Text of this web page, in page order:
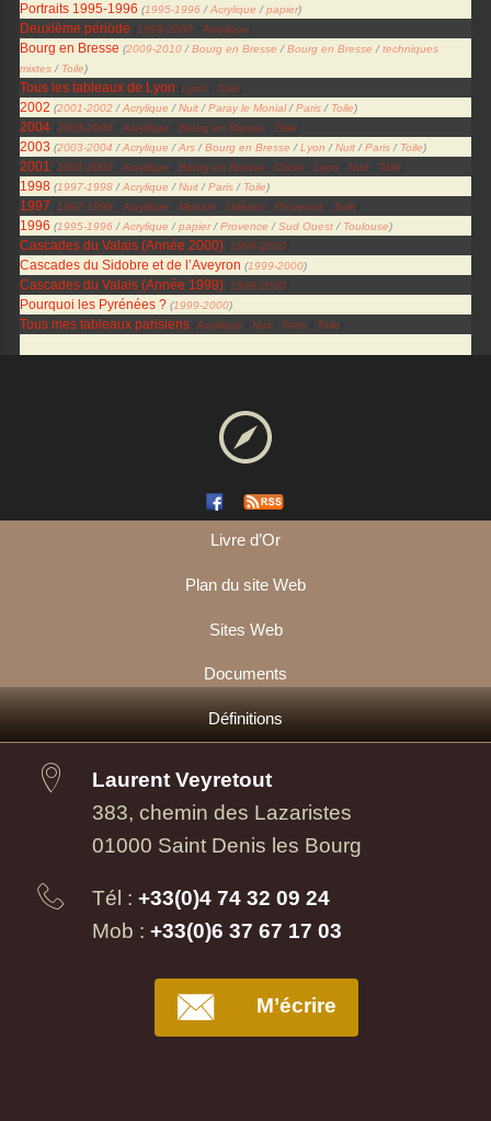
Portraits 1995-1996 (1995-1996 /Acrylique /papier)
Deuxième période (1999-2000 /Acrylique)
Bourg en Bresse (2009-2010/Bourg en Bresse /Bourg en Bresse /techniques
mixtes/ Toile)
Tous les tableaux de Lyon (Lyon Toile)
2002 (2001-2002/Acrylique /Nuit/Paray le Monial/Paris/ Toile)
2004 (2003-2004 /Acrylique /Bourg en Bresse Toile)
2003 (2003-2004 /Acrylique /Ars/Bourg en Bresse /Lyon /Nuit/Paris/ Toile)
2001 (2001-2002 /Acrylique /Bourg en Bresse /Corse /Lyon /Nuit Toile)
1998 (1997-1998/Acrylique /Nuit/Paris/ Toile)
1997 (1997-1998 /Acrylique /Mortain /Orléans /Provence Toile)
1996 (1995-1996 /Acrylique /papier/Provence /Sud Ouest/ Toulouse)
Cascades du Valais (Année 2000) (1999-2000)
Cascades du Sidobre et de l’Aveyron (1999-2000)
Cascades du Valais (Année 1999) (1999-2000)
Pourquoi les Pyrénées ? (1999-2000)
Tous mes tableaux parisiens (Acrylique /Nuit /Paris Toile)
Livre d’Or
Plan du site Web
Sites Web
Documents
Définitions
Laurent Veyretout
383, chemin des Lazaristes
01000 Saint Denis les Bourg
Tél : +33(0)4 74 32 09 24
Mob : +33(0)6 37 67 17 03
M’écrire